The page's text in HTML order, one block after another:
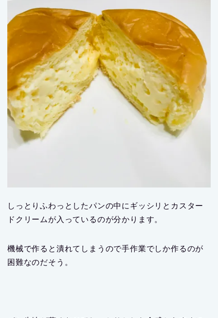
しっとりふわっとしたパンの中にギッシリとカスター
ドクリームが入っているのが分かります。
機械で作ると潰れてしまうので手作業でしか作るのが
困難なのだそう。